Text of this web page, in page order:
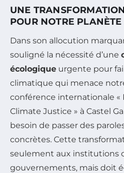
UNE
POUR NOTRE PLANÈTE
Dans son allocution
souligné la nécessité d’une
écologique urgente pour
climatique qui menace
conférence internationale «
Climate Justice » à Castel
besoin de passer des
concrètes. Cette
seulement aux institutions
gouvernements, mais doit